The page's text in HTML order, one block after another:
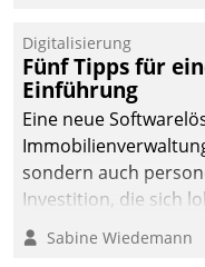
Digitalisierung
Fünf Tipps für
Einführung
Eine neue
sondern auch
Investition, die sich
nachhaltige
dieses Ziel erreicht
Sabine Wiedemann